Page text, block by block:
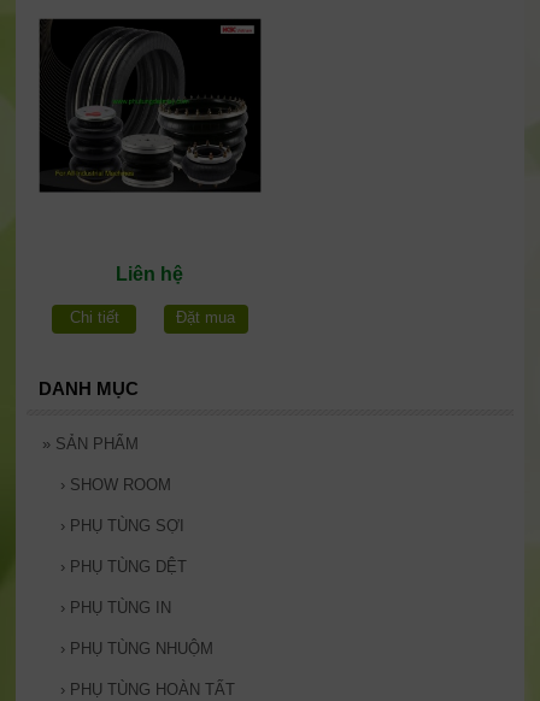
Liên hệ
Chi tiết Đặt mua
DANH MỤC
» SẢN PHẨM
› SHOW ROOM
› PHỤ TÙNG SỢI
› PHỤ TÙNG DỆT
› PHỤ TÙNG IN
› PHỤ TÙNG NHUỘM
› PHỤ TÙNG HOÀN TẤT